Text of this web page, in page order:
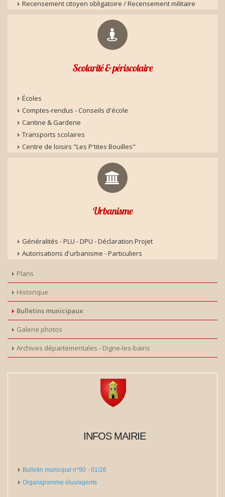
Recensement citoyen obligatoire / Recensement militaire
Scolarité & périscolaire
Écoles
Comptes-rendus - Conseils d'école
Cantine & Garderie
Transports scolaires
Centre de loisirs "Les P'tites Bouilles"
Urbanisme
Généralités - PLU - DPU - Déclaration Projet
Autorisations d'urbanisme - Particuliers
Plans
Historique
Bulletins municipaux
Galerie photos
Archives départementales - Digne-les-bains
INFOS MAIRIE
Bulletin municipal no​​​​​​​90 - 01/26
Organigramme élus/agents